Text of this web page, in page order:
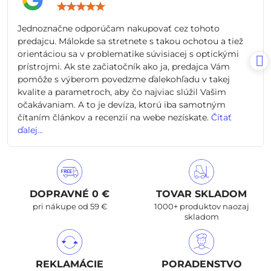
5
Jednoznačne odporúčam nakupovať cez tohoto
predajcu. Málokde sa stretnete s takou ochotou a tiež
orientáciou sa v problematike súvisiacej s optickými
prístrojmi. Ak ste začiatočník ako ja, predajca Vám
pomôže s výberom povedzme ďalekohľadu v takej
kvalite a parametroch, aby čo najviac slúžil Vašim
očakávaniam. A to je devíza, ktorú iba samotným
čítaním článkov a recenzií na webe nezískate. Čítať
ďalej...
DOPRAVNÉ 0 €
pri nákupe od 59 €
TOVAR SKLADOM
1000+ produktov naozaj
skladom
REKLAMÁCIE PORADENSTVO